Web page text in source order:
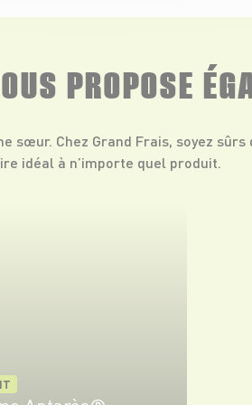
PROPOSE
sœur. Chez Grand Frais, soyez sûrs
idéal à n’importe quel produit.